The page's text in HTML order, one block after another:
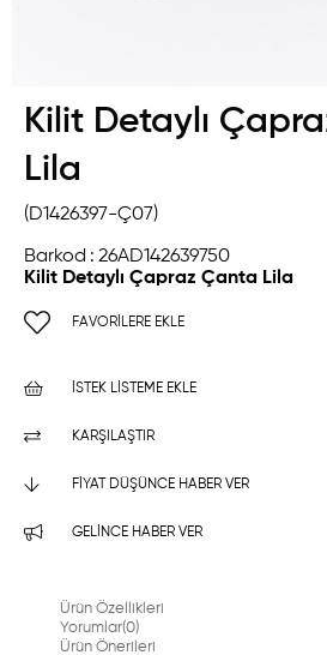
Kilit Detaylı
Lila
(D1426397-Ç07)
Barkod : 26AD142639750
Kilit Detaylı Çapraz Çanta Lila
FAVORILERE EKLE
İSTEK LISTEME EKLE
KARŞILAŞTIR
FIYAT DÜŞÜNCE HABER VER
GELINCE HABER VER
Ürün Özellikleri
Yorumlar(0)
Ürün Önerileri